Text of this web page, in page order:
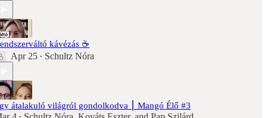
kávézás ☕️
Apr 25 • Schultz Nóra
átalakuló világról gondolkodva ⎮ Mangó Élő #3